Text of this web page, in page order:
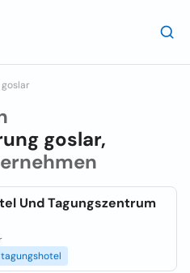
goslar,
Und Tagungszentrum
tagungshotel